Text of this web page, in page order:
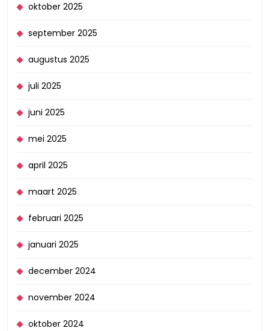
oktober 2025
september 2025
augustus 2025
juli 2025
juni 2025
mei 2025
april 2025
maart 2025
februari 2025
januari 2025
december 2024
november 2024
oktober 2024